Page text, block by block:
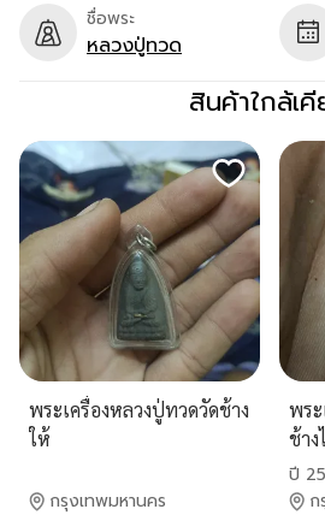
ชื่อพระ
หลวงปู่ทวด
สินค้าใกล้เ
พระเครื่องหลวงปู่ทวดวัดช้าง
ให้
กรุงเทพมหานคร
พร
ช้าง
ปี
ก